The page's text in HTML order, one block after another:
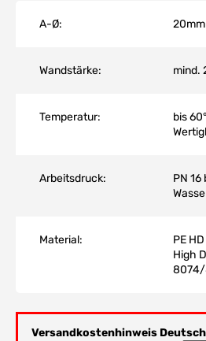
A-Ø: 20mm
Wandstärke: mind.
Temperatur:
bis
Arbeitsdruck:
PN 16
Material:
PE
High
8074/
Versandkostenhinweis